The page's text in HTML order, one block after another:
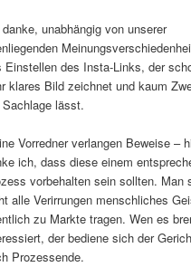
unabhängig von unserer
Einstellen des Insta-Links, der
klares Bild zeichnet und kaum
Sachlage lässt.
Vorredner verlangen Beweise –
ich, dass diese einem
vorbehalten sein sollten. Man
alle Verirrungen menschliches
zu Markte tragen. Wen es
der bediene sich der
Prozessende.